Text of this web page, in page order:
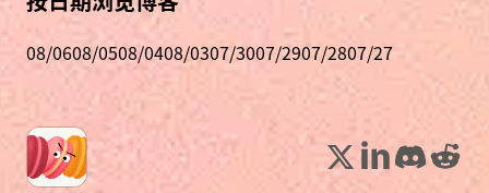
08/0608/0508/0408/0307/3007/2907/2807/27